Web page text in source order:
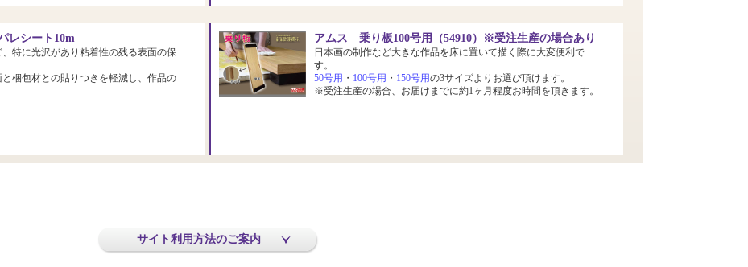
レシート10m
特に光沢があり粘着性の残る表面の保
梱包材との貼りつきを軽減し、作品の
アムス 乗り板100号用（54910）※受注生産の場合あり
日本画の制作など大きな作品を床に置いて描く際に大変便利で
す。
50号用 ・ 100号用 ・ 150号用の3サイズよりお選び頂けます。
※受注生産の場合、お届けまでに約1ヶ月程度お時間を頂きます。
サイト利用方法のご案内